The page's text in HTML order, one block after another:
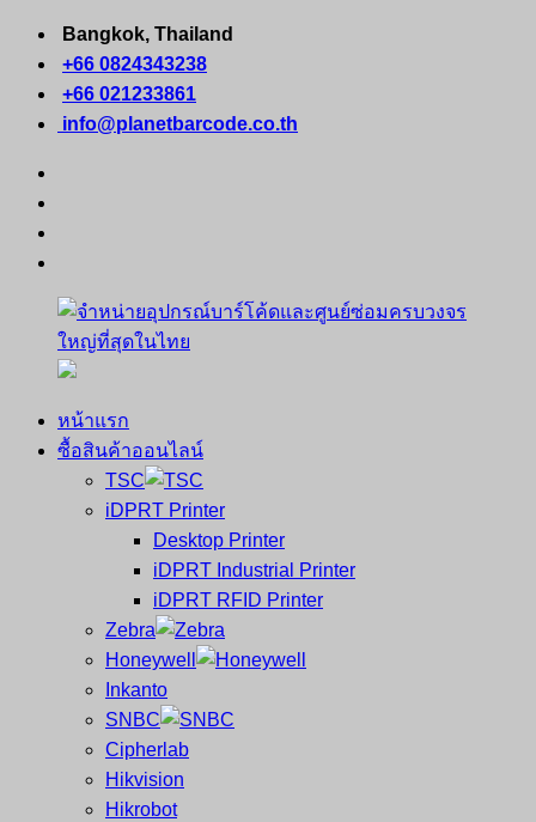
Skip
content
Bangkok, Thailand
+66 0824343238
+66 021233861
info@planetbarcode.co.th
จำหน่าย
คอมพิวเตอร์
หน้าแรก
ซื้อสินค้าออนไลน์
TSC
iDPRT Printer
Desktop Printer
iDPRT Industrial Printer
iDPRT RFID Printer
Zebra
Honeywell
Inkanto
SNBC
Cipherlab
Hikvision
Hikrobot